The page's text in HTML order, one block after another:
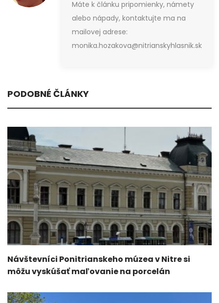
Máte k článku pripomienky, námety
alebo nápady, kontaktujte ma na
mailovej adrese:
monika.hozakova@nitrianskyhlasnik.sk
PODOBNÉ ČLÁNKY
Návštevníci Ponitrianskeho múzea v Nitre si
môžu vyskúšať maľovanie na porcelán